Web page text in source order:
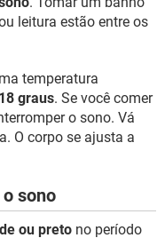
leitura estão entre os
temperatura
graus. Se você comer
o sono. Vá
O corpo se ajusta a
sono
ou preto no período